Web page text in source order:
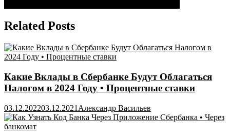
Related Posts
Какие Вклады в Сбербанке Будут Облагаться
Налогом в 2024 Году • Процентные ставки
03.12.202203.12.2021 Александр Васильев